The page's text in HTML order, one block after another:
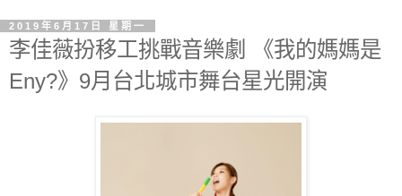
2019年6月17日 星期一
李佳薇扮移工挑戰音樂劇 《我的媽媽是
Eny?》9月台北城市舞台星光開演